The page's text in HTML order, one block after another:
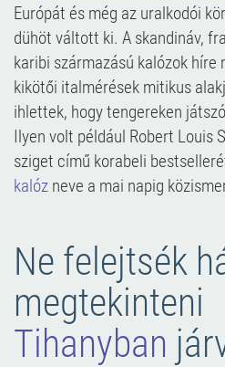
Európát és még az uralkodói
dühöt váltott ki. A skandináv,
karibi származású kalózok
kikötői italmérések mitikus
ihlettek, hogy tengereken
Ilyen volt például Robert Louis
sziget című korabeli
kalóz neve a mai napig
Ne felejtsék
megtekinteni
Tihanyban